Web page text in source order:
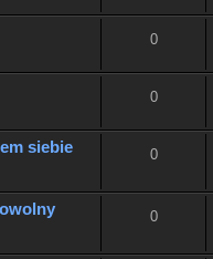
0
0
siebie
0
0